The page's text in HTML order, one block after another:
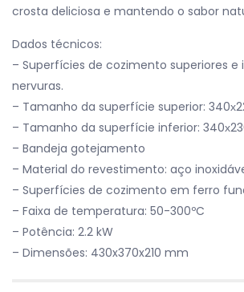
crosta deliciosa e mantendo o sabor
Dados técnicos:
– Superfícies de cozimento superiores e
nervuras.
– Tamanho da superfície superior:
– Tamanho da superfície inferior:
– Bandeja gotejamento
– Material do revestimento: aço
– Superfícies de cozimento em ferro
– Faixa de temperatura: 50-300ºC
– Potência: 2.2 kW
– Dimensões: 430x370x210 mm